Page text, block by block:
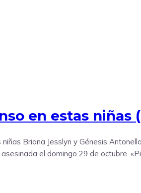
en estas niñas
Briana Jesslyn y Génesis
el domingo 29 de octubre.